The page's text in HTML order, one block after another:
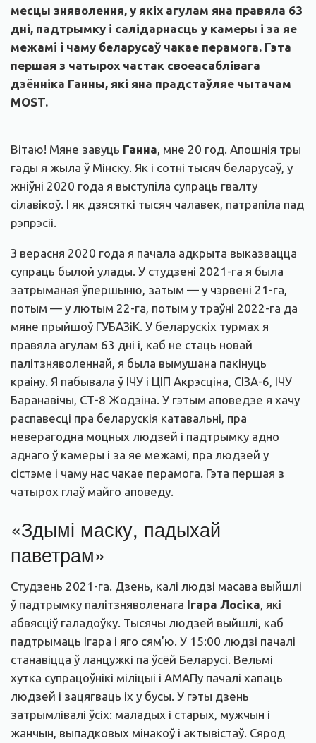
месцы зняволення, у якіх агулам яна правяла 63
дні, падтрымку і салідарнасць у камеры і за яе
межамі і чаму беларусаў чакае перамога. Гэта
першая з чатырох частак своеасаблівага
дзённіка Ганны, які яна прадстаўляе чытачам
MOST.
Вітаю! Мяне завуць Ганна , мне 20 год. Апошнія тры
гады я жыла ў Мінску. Як і сотні тысяч беларусаў, у
жніўні 2020 года я выступіла супраць гвалту
сілавікоў. І як дзясяткі тысяч чалавек, патрапіла пад
рэпрэсіі.
З верасня 2020 года я пачала адкрыта выказвацца
супраць былой улады. У студзені 2021-га я была
затрыманая ўпершыню, затым — у чэрвені 21-га,
потым — у лютым 22-га, потым у траўні 2022-га да
мяне прыйшоў ГУБАЗіК. У беларускіх турмах я
правяла агулам 63 дні і, каб не стаць новай
палітзняволеннай, я была вымушана пакінуць
краіну. Я пабывала ў ІЧУ і ЦІП Акрэсціна, СІЗА-6, ІЧУ
Баранавічы, СТ-8 Жодзіна. У гэтым аповедзе я хачу
распавесці пра беларускія катавальні, пра
неверагодна моцных людзей і падтрымку адно
аднаго ў камеры і за яе межамі, пра людзей у
сістэме і чаму нас чакае перамога. Гэта першая з
чатырох глаў майго аповеду.
«Здымі маску, падыхай
паветрам»
Студзень 2021-га. Дзень, калі людзі масава выйшлі
ў падтрымку палітзняволенага Ігара Лосіка , які
абвясціў галадоўку. Тысячы людзей выйшлі, каб
падтрымаць Ігара і яго сям’ю. У 15:00 людзі пачалі
станавіцца ў ланцужкі па ўсёй Беларусі. Вельмі
хутка супрацоўнікі міліцыі і АМАПу пачалі хапаць
людзей і зацягваць іх у бусы. У гэты дзень
затрымлівалі ўсіх: маладых і старых, мужчын і
жанчын, выпадковых мінакоў і актывістаў. Сярод